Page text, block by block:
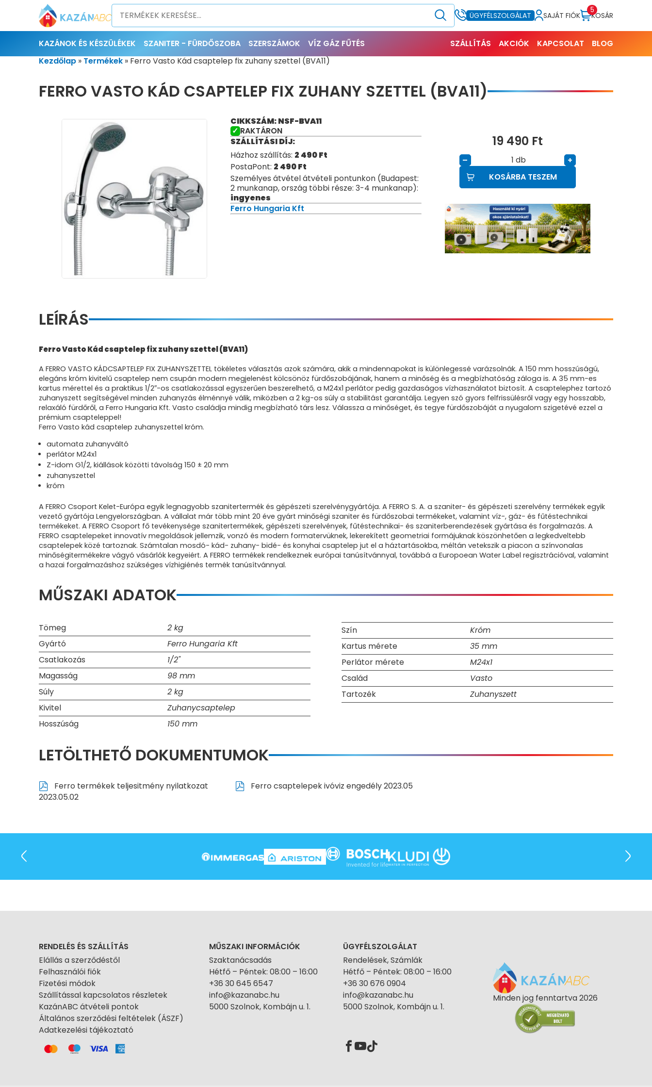
ÜGYFÉLSZOLGÁLAT SAJÁT FIÓK KOSÁR
5
KAZÁNOK ÉS KÉSZÜLÉKEK SZANITER - FÜRDŐSZOBA SZERSZÁMOK VÍZ GÁZ FŰTÉS SZÁLLÍTÁS AKCIÓK KAPCSOLAT
BLOG
Kezdőlap » Termékek » Ferro Vasto Kád csaptelep fix zuhany szettel (BVA11)
FERRO VASTO KÁD CSAPTELEP FIX ZUHANY SZETTEL (BVA11)
CIKKSZÁM: NSF-BVA11
RAKTÁRON
SZÁLLÍTÁSI DÍJ:
Házhoz szállítás: 2 490Ft
PostaPont: 2 490Ft
Személyes átvétel átvételi pontunkon (Budapest:
2 munkanap, ország többi része: 3-4 munkanap):
ingyenes
Ferro Hungaria Kft
19 490 Ft
– db
+
KOSÁRBA TESZEM
LEÍRÁS
Ferro Vasto Kád csaptelep fix zuhany szettel (BVA11)
A FERRO VASTO KÁDCSAPTELEP FIX ZUHANYSZETTEL tökéletes választás azok számára, akik a mindennapokat is különlegessé varázsolnák. A 150 mm hosszúságú,
elegáns króm kivitelű csaptelep nem csupán modern megjelenést kölcsönöz fürdőszobájának, hanem a minőség és a megbízhatóság záloga is. A 35 mm-es
kartus mérettel és a praktikus 1/2″-os csatlakozással egyszerűen beszerelhető, a M24x1 perlátor pedig gazdaságos vízhasználatot biztosít. A csaptelephez tartozó
zuhanyszett segítségével minden zuhanyzás élménnyé válik, miközben a 2 kg-os súly a stabilitást garantálja. Legyen szó gyors felfrissülésről vagy egy hosszabb,
relaxáló fürdőről, a Ferro Hungaria Kft. Vasto családja mindig megbízható társ lesz. Válassza a minőséget, és tegye fürdőszobáját a nyugalom szigetévé ezzel a
prémium csapteleppel!
Ferro Vasto kád csaptelep zuhanyszettel króm.
automata zuhanyváltó
perlátor M24x1
Z-idom G1/2, kiállások közötti távolság 150 ± 20 mm
zuhanyszettel
króm
A FERRO Csoport Kelet-Európa egyik legnagyobb szanitertermék és gépészeti szerelvénygyártója. A FERRO S. A. a szaniter- és gépészeti szerelvény termékek egyik
vezető gyártója Lengyelországban. A vállalat már több mint 20 éve gyárt minőségi szaniter és fürdőszobai termékeket, valamint víz-, gáz- és fűtéstechnikai
termékeket. A FERRO Csoport fő tevékenysége szanitertermékek, gépészeti szerelvények, fűtéstechnikai- és szaniterberendezések gyártása és forgalmazás. A
FERRO csaptelepeket innovatív megoldások jellemzik, vonzó és modern formatervüknek, lekerekített geometriai formájuknak köszönhetően a legkedveltebb
csaptelepek közé tartoznak. Számtalan mosdó- kád- zuhany- bidé- és konyhai csaptelep jut el a háztartásokba, méltán vetekszik a piacon a színvonalas
minőségitermékekre vágyó vásárlók kegyeiért. A FERRO termékek rendelkeznek európai tanúsítvánnyal, továbbá a Europoean Water Label regisztrációval, valamint
a hazai forgalmazáshoz szükséges vízhigiénés termék tanúsítvánnyal.
MŰSZAKI ADATOK
Tömeg
2 kg
Gyártó
Ferro Hungaria Kft
Csatlakozás
1/2"
Magasság
98 mm
Súly
2 kg
Kivitel
Zuhanycsaptelep
Hosszúság
150 mm
Szín
Króm
Kartus mérete
35 mm
Perlátor mérete
M24x1
Család
Vasto
Tartozék
Zuhanyszett
LETÖLTHETŐ DOKUMENTUMOK
Ferro termékek teljesitmény nyilatkozat
2023.05.02
Ferro csaptelepek ivóviz engedély 2023.05
RENDELÉS ÉS SZÁLLÍTÁS
Elállás a szerződéstől
Felhasználói fiók
Fizetési módok
Szállítással kapcsolatos részletek
KazánABC átvételi pontok
Általános szerződési feltételek (ÁSZF)
Adatkezelési tájékoztató
MŰSZAKI INFORMÁCIÓK
Szaktanácsadás
Hétfő – Péntek: 08:00 – 16:00
+36 30 645 6547
info@kazanabc.hu
5000 Szolnok, Kombájn u. 1.
ÜGYFÉLSZOLGÁLAT
Rendelések, Számlák
Hétfő – Péntek: 08:00 – 16:00
+36 30 676 0904
info@kazanabc.hu
5000 Szolnok, Kombájn u. 1.
Minden jog fenntartva 2026